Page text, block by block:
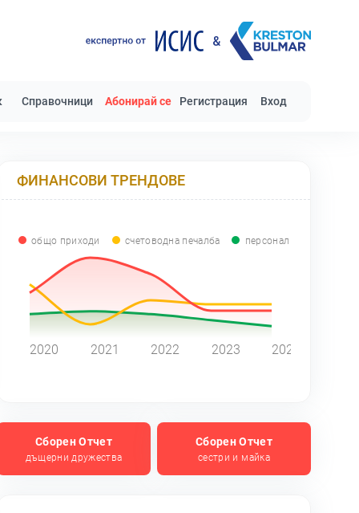
Справочници Абонирай се Регистрация Вход
ФИНАНСОВИ ТРЕНДОВЕ
общо приходи счетоводна печалба персонал
2020 2021 2022 2023 2024
Сборен Отчет
дъщерни дружества
Сборен Отчет
сестри и майка